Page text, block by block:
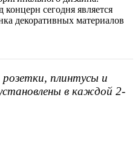
сегодня является
декоративных материалов
плинтусы и
в каждой 2-